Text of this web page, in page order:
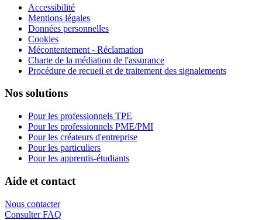
Accessibilité
Mentions légales
Données personnelles
Cookies
Mécontentement - Réclamation
Charte de la médiation de l'assurance
Procédure de recueil et de traitement des signalements
Nos solutions
Pour les professionnels TPE
Pour les professionnels PME/PMI
Pour les créateurs d'entreprise
Pour les particuliers
Pour les apprentis-étudiants
Aide et contact
Nous contacter
Consulter FAQ